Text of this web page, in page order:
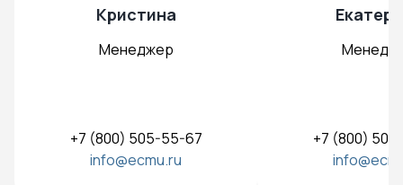
Кристина
Менеджер
+7 (800) 505-55-67
info@ecmu.ru
+7 (800)